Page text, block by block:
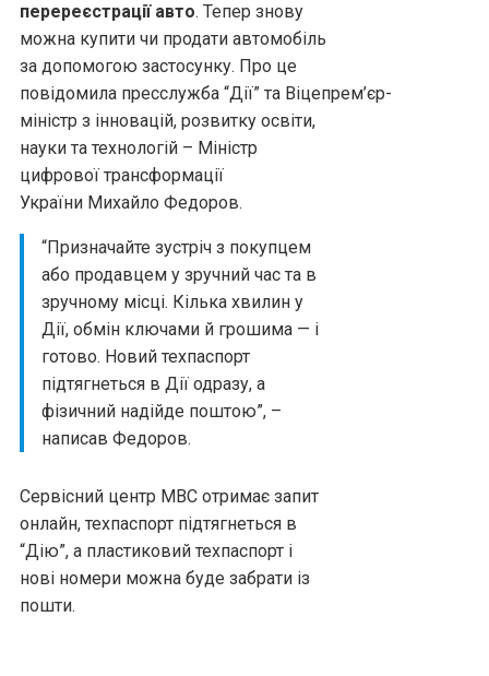
перереєстрації авто. Тепер знову
можна купити чи продати автомобіль
за допомогою застосунку. Про це
повідомила пресслужба “Дії” та Віцепрем’єр-
міністр з інновацій, розвитку освіти,
науки та технологій – Міністр
цифрової трансформації
України Михайло Федоров.
“Призначайте зустріч з покупцем
або продавцем у зручний час та в
зручному місці. Кілька хвилин у
Дії, обмін ключами й грошима — і
готово. Новий техпаспорт
підтягнеться в Дії одразу, а
фізичний надійде поштою”, –
написав Федоров.
Сервісний центр МВС отримає запит
онлайн, техпаспорт підтягнеться в
“Дію”, а пластиковий техпаспорт і
нові номери можна буде забрати із
пошти.